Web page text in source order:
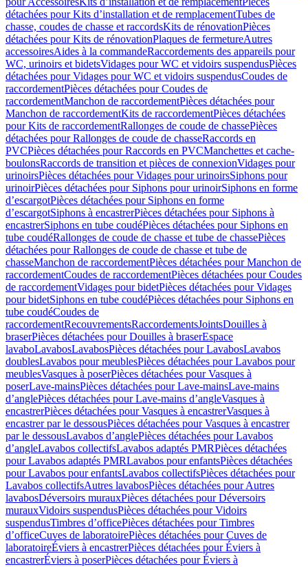
détachées pour Kits d’installation et de remplacementTubes de
chasse, coudes de chasse et raccordsKits de rénovationPièces
détachées pour Kits de rénovationPlaques de fermetureAutres
accessoiresAides à la commandeRaccordements des appareils pour
WC, urinoirs et bidetsVidages pour WC et vidoirs suspendusPièces
détachées pour Vidages pour WC et vidoirs suspendusCoudes de
raccordementPièces détachées pour Coudes de
raccordementManchon de raccordementPièces détachées pour
Manchon de raccordementKits de raccordementPièces détachées
pour Kits de raccordementRallonges de coude de chassePièces
détachées pour Rallonges de coude de chasseRaccords en
PVCPièces détachées pour Raccords en PVCManchettes et cache-
boulonsRaccords de transition et pièces de connexionVidages pour
urinoirsPièces détachées pour Vidages pour urinoirsSiphons pour
urinoirPièces détachées pour Siphons pour urinoirSiphons en forme
d’escargotPièces détachées pour Siphons en forme
d’escargotSiphons à encastrerPièces détachées pour Siphons à
encastrerSiphons en tube coudéPièces détachées pour Siphons en
tube coudéRallonges de coude de chasse et tube de chassePièces
détachées pour Rallonges de coude de chasse et tube de
chasseManchon de raccordementPièces détachées pour Manchon de
raccordementCoudes de raccordementPièces détachées pour Coudes
de raccordementVidages pour bidetPièces détachées pour Vidages
pour bidetSiphons en tube coudéPièces détachées pour Siphons en
tube coudéCoudes de
raccordementRecouvrementsRaccordementsJointsDouilles à
braserPièces détachées pour Douilles à braserEspace
lavaboLavabosLavabosPièces détachées pour LavabosLavabos
doublesLavabos pour meublesPièces détachées pour Lavabos pour
meublesVasques à poserPièces détachées pour Vasques à
poserLave-mainsPièces détachées pour Lave-mainsLave-mains
d’anglePièces détachées pour Lave-mains d’angleVasques à
encastrerPièces détachées pour Vasques à encastrerVasques à
encastrer par le dessousPièces détachées pour Vasques à encastrer
par le dessousLavabos d’anglePièces détachées pour Lavabos
d’angleLavabos collectifsLavabos adaptés PMRPièces détachées
pour Lavabos adaptés PMRLavabos pour enfantsPièces détachées
pour Lavabos pour enfantsLavabos collectifsPièces détachées pour
Lavabos collectifsAutres lavabosPièces détachées pour Autres
lavabosDéversoirs murauxPièces détachées pour Déversoirs
murauxVidoirs suspendusPièces détachées pour Vidoirs
suspendusTimbres dʼofficePièces détachées pour Timbres
dʼofficeCuves de laboratoirePièces détachées pour Cuves de
laboratoireÉviers à encastrerPièces détachées pour Éviers à
encastrerÉviers à poserPièces détachées pour Éviers à